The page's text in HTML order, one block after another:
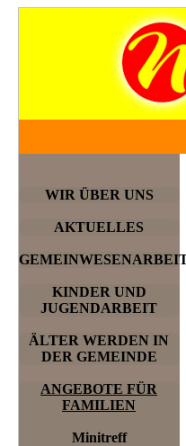
WIR ÜBER UNS
AKTUELLES
KINDER UND
JUGENDARBEIT
ÄLTER WERDEN IN
DER GEMEINDE
ANGEBOTE FÜR
FAMILIEN
Minitreff